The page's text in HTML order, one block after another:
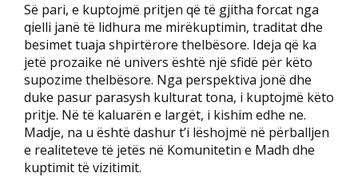
Së pari, e kuptojmë pritjen që të gjitha forcat nga
qielli janë të lidhura me mirëkuptimin, traditat dhe
besimet tuaja shpirtërore thelbësore. Ideja që ka
jetë prozaike në univers është një sfidë për këto
supozime thelbësore. Nga perspektiva jonë dhe
duke pasur parasysh kulturat tona, i kuptojmë këto
pritje. Në të kaluarën e largët, i kishim edhe ne.
Madje, na u është dashur t’i lëshojmë në përballjen
e realiteteve të jetës në Komunitetin e Madh dhe
kuptimit të vizitimit.